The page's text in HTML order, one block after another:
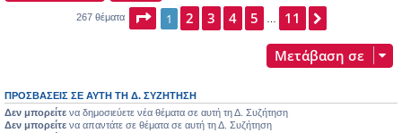
267 θέματα Σελίδα 1από 11
1 2 3 4 5 11
Μετάβαση σε
ΠΡΟΣΒΆΣΕΙΣ ΣΕ ΑΥΤΉ ΤΗ Δ. ΣΥΖΉΤΗΣΗ
Δεν μπορείτε να δημοσιεύετε νέα θέματα σε αυτή τη Δ. Συζήτηση
Δεν μπορείτε να απαντάτε σε θέματα σε αυτή τη Δ. Συζήτηση